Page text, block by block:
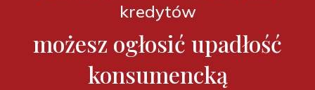
kredytów
możesz ogłosić upadłość
konsumencką